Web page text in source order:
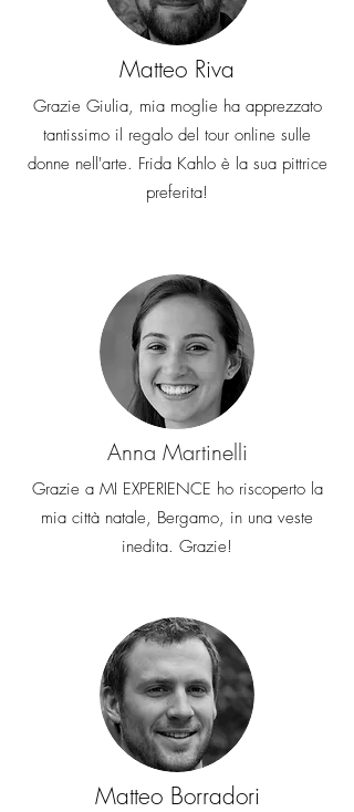
Matteo Riva
Grazie Giulia, mia moglie ha apprezzato
tantissimo il regalo del tour online sulle
donne nell'arte. Frida Kahlo è la sua pittrice
preferita!
Anna Martinelli
Grazie a MI EXPERIENCE ho riscoperto la
mia città natale, Bergamo, in una veste
inedita. Grazie!
Matteo Borradori